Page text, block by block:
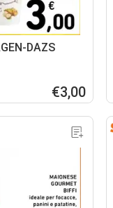
DAZS
€3,00